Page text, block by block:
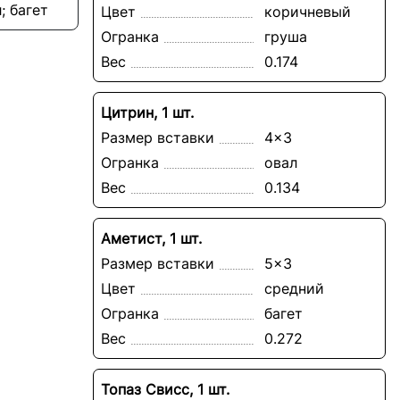
багет Цвет
коричневый
Огранка
груша
Вес
0.174
Цитрин, 1 шт.
Размер вставки
4x3
Огранка
овал
Вес
0.134
Аметист, 1 шт.
Размер вставки
5x3
Цвет
средний
Огранка
багет
Вес
0.272
Топаз Свисс, 1 шт.